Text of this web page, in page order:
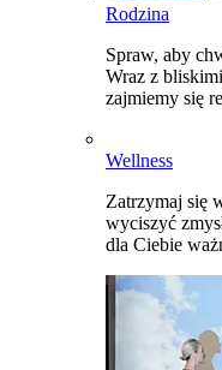
Rodzina
Spraw, aby
Wraz z
zajmiemy się
Wellness
Zatrzymaj się
wyciszyć
dla Ciebie